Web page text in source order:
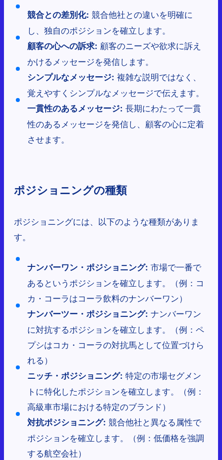
競合との差別化: 競合他社との違いを明確に
し、独自のポジションを確立します。
顧客の心への訴求: 顧客のニーズや欲求に訴え
かけるメッセージを発信します。
シンプルなメッセージ: 複雑な説明ではなく、
覚えやすくシンプルなメッセージで伝えます。
一貫性のあるメッセージ: 長期にわたって一貫
性のあるメッセージを発信し、顧客の心に定着
させます。
ポジショニングの種類
ポジショニングには、以下のような種類がありま
す。
ナンバーワン・ポジショニング: 市場で一番で
あるというポジションを確立します。（例：コ
カ・コーラはコーラ飲料のナンバーワン）
ナンバーツー・ポジショニング: ナンバーワン
に対抗するポジションを確立します。（例：ペ
プシはコカ・コーラの対抗馬として位置づけら
れる）
ニッチ・ポジショニング: 特定の市場セグメン
トに特化したポジションを確立します。（例：
高級車市場における特定のブランド）
対抗ポジショニング: 競合他社と異なる属性で
ポジションを確立します。（例：低価格を強調
する航空会社）